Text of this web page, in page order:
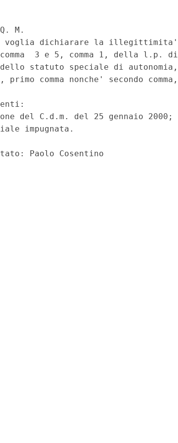
M.
dichiarare la illegittimita'
3 e 5, comma 1, della l.p. di
statuto speciale di autonomia,
comma nonche' secondo comma,
del C.d.m. del 25 gennaio 2000;
impugnata.